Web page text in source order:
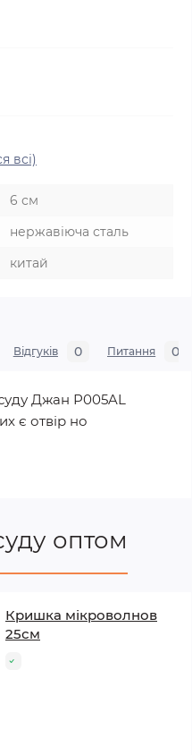
всі)
6 см
нержавіюча сталь
китай
Відгуків 0 Питання 0
Джан Р005AL
є отвір но
оптом
Кришка мікроволнов
25см